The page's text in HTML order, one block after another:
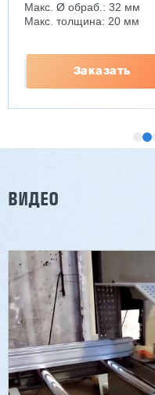
Макс. Ø обраб.: 32 мм
Макс. толщина: 20 мм
Заказать
Двухсторонний
2 832 000 ₽
3 176 000 ₽
Артикул: 2497
ВИДЕО